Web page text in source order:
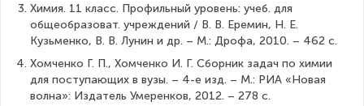
Химия. 11 класс. Профильный уровень: учеб. для
общеобразоват. учреждений / В. В. Еремин, Н. Е.
Кузьменко, В. В. Лунин и др. – М.: Дрофа, 2010. – 462 с.
Хомченко Г. П., Хомченко И. Г. Сборник задач по химии
для поступающих в вузы. – 4-е изд. – М.: РИА «Новая
волна»: Издатель Умеренков, 2012. – 278 с.